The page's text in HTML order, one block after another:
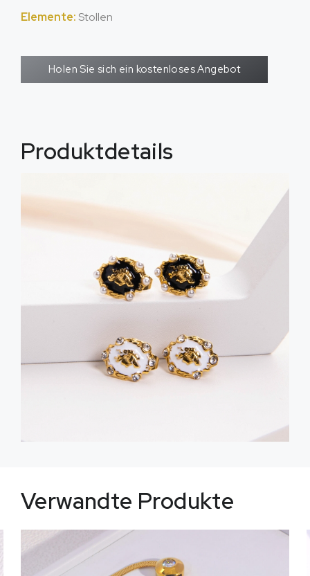
Elemente: Stollen
Holen Sie sich ein kostenloses Angebot
Produktdetails
Verwandte Produkte